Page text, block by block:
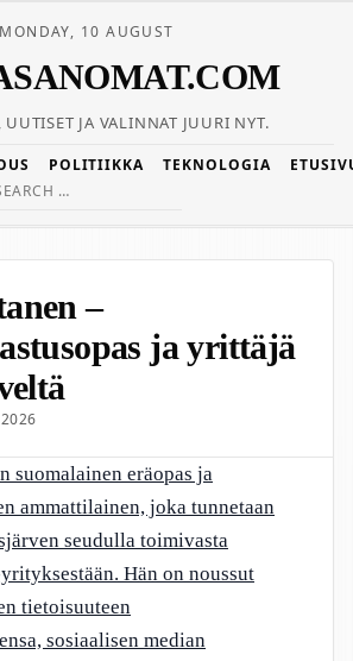
MONDAY, 10 AUGUST
JA VALINNAT JUURI NYT.
POLITIIKKA TEKNOLOGIA
–
ja yrittäjä
suomalainen eräopas ja
ammattilainen, joka tunnetaan
seudulla toimivasta
Hän on noussut
tietoisuuteen
sosiaalisen median